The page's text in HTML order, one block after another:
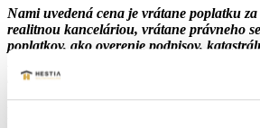
Nami uvedená cena je vrátane poplatku
realitnou kanceláriou, vrátane právneho
poplatkov, ako overenie podpisov,
Financovanie zabezpečíme bezplatne s
na trhu.